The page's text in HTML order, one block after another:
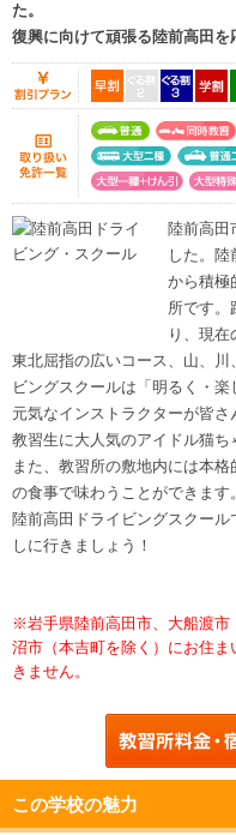
た。
復興に向けて頑張る陸前高田を
陸前高田
した。陸
から積極
所です。
り、現在
東北屈指の広いコース、山、
ビングスクールは「明るく・楽
元気なインストラクターが皆さ
教習生に大人気のアイドル猫ち
また、教習所の敷地内には本
の食事で味わうことができます。
陸前高田ドライビングスクー
しに行きましょう！
※岩手県陸前高田市、大船渡
沼市（本吉町を除く）にお住ま
きません。
この学校の魅力